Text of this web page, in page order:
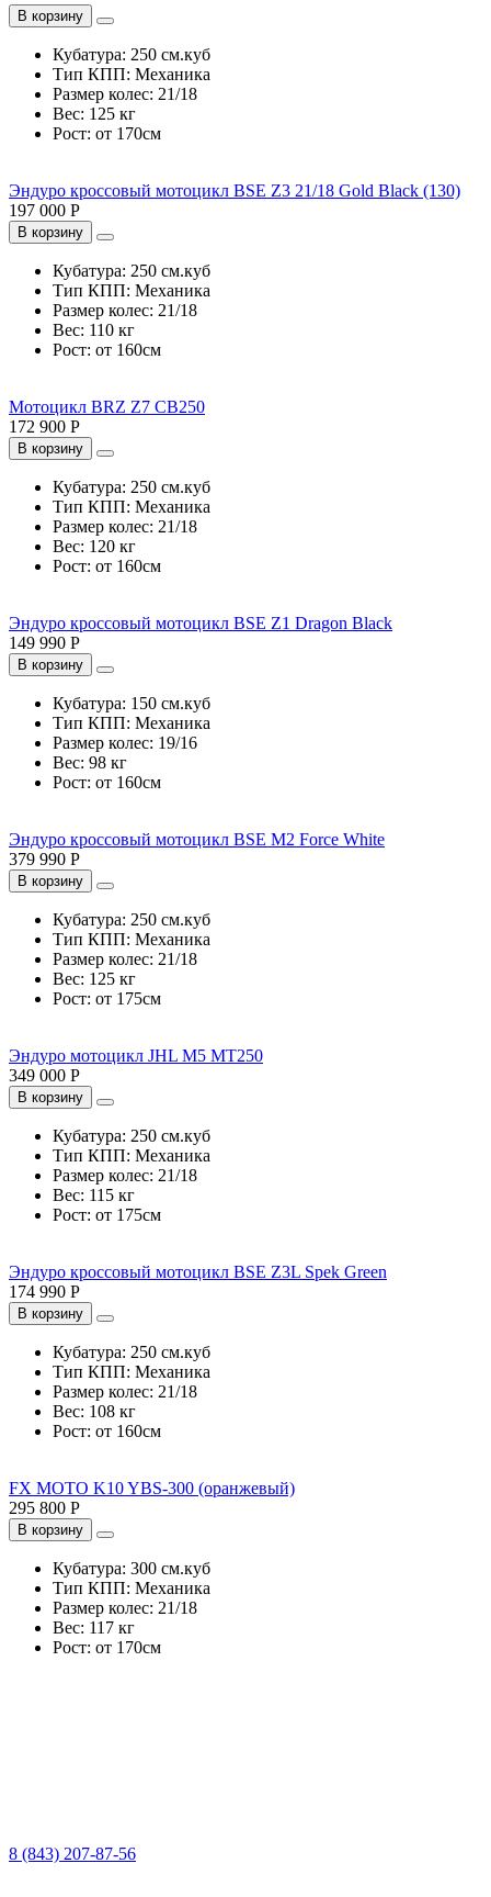
В корзину
Кубатура: 250 см.куб
Тип КПП: Механика
Размер колес: 21/18
Вес: 125 кг
Рост: от 170см
Эндуро кроссовый мотоцикл BSE Z3 21/18 Gold Black (130)
197 000 Р
В корзину
Кубатура: 250 см.куб
Тип КПП: Механика
Размер колес: 21/18
Вес: 110 кг
Рост: от 160см
Мотоцикл BRZ Z7 CB250
172 900 Р
В корзину
Кубатура: 250 см.куб
Тип КПП: Механика
Размер колес: 21/18
Вес: 120 кг
Рост: от 160см
Эндуро кроссовый мотоцикл BSE Z1 Dragon Black
149 990 Р
В корзину
Кубатура: 150 см.куб
Тип КПП: Механика
Размер колес: 19/16
Вес: 98 кг
Рост: от 160см
Эндуро кроссовый мотоцикл BSE M2 Force White
379 990 Р
В корзину
Кубатура: 250 см.куб
Тип КПП: Механика
Размер колес: 21/18
Вес: 125 кг
Рост: от 175см
Эндуро мотоцикл JHL M5 MT250
349 000 Р
В корзину
Кубатура: 250 см.куб
Тип КПП: Механика
Размер колес: 21/18
Вес: 115 кг
Рост: от 175см
Эндуро кроссовый мотоцикл BSE Z3L Spek Green
174 990 Р
В корзину
Кубатура: 250 см.куб
Тип КПП: Механика
Размер колес: 21/18
Вес: 108 кг
Рост: от 160см
FX MOTO K10 YBS-300 (оранжевый)
295 800 Р
В корзину
Кубатура: 300 см.куб
Тип КПП: Механика
Размер колес: 21/18
Вес: 117 кг
Рост: от 170см
8 (843) 207-87-56